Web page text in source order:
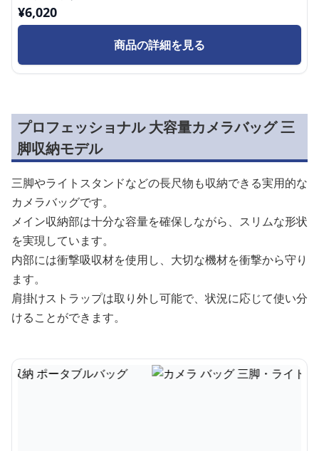
¥6,020
商品の詳細を見る
プロフェッショナル 大容量カメラバッグ 三
脚収納モデル
三脚やライトスタンドなどの長尺物も収納できる実用的な
カメラバッグです。
メイン収納部は十分な容量を確保しながら、スリムな形状
を実現しています。
内部には衝撃吸収材を使用し、大切な機材を衝撃から守り
ます。
肩掛けストラップは取り外し可能で、状況に応じて使い分
けることができます。